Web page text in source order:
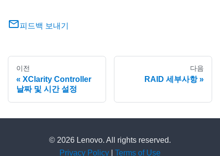
피드백 보내기
이전
XClarity Controller
날짜 및 시간 설정
다음
RAID 세부사항
© 2026 Lenovo. All rights reserved.
Privacy Policy
Terms of Use